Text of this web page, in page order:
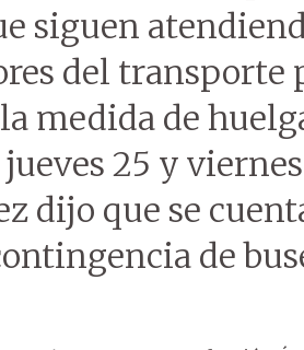
siguen
del transporte
medida de
25 y
dijo que se
de